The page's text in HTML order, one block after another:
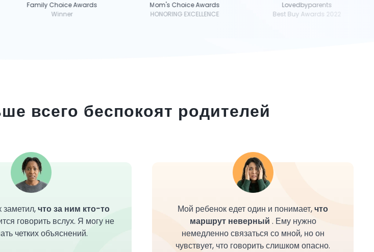
Family Choice Awards
Winner
Mom's Choice Awards
HONORING EXCELLENCE
Lovedbyparents
Best Buy Awards 2022
всего беспокоят родителей
что за ним кто-то
говорить вслух. Я могу не
четких объяснений.
Мой ребенок едет один и понимает,что
маршрут неверный . Ему нужно
немедленно связаться со мной, но он
чувствует, что говорить слишком опасно.